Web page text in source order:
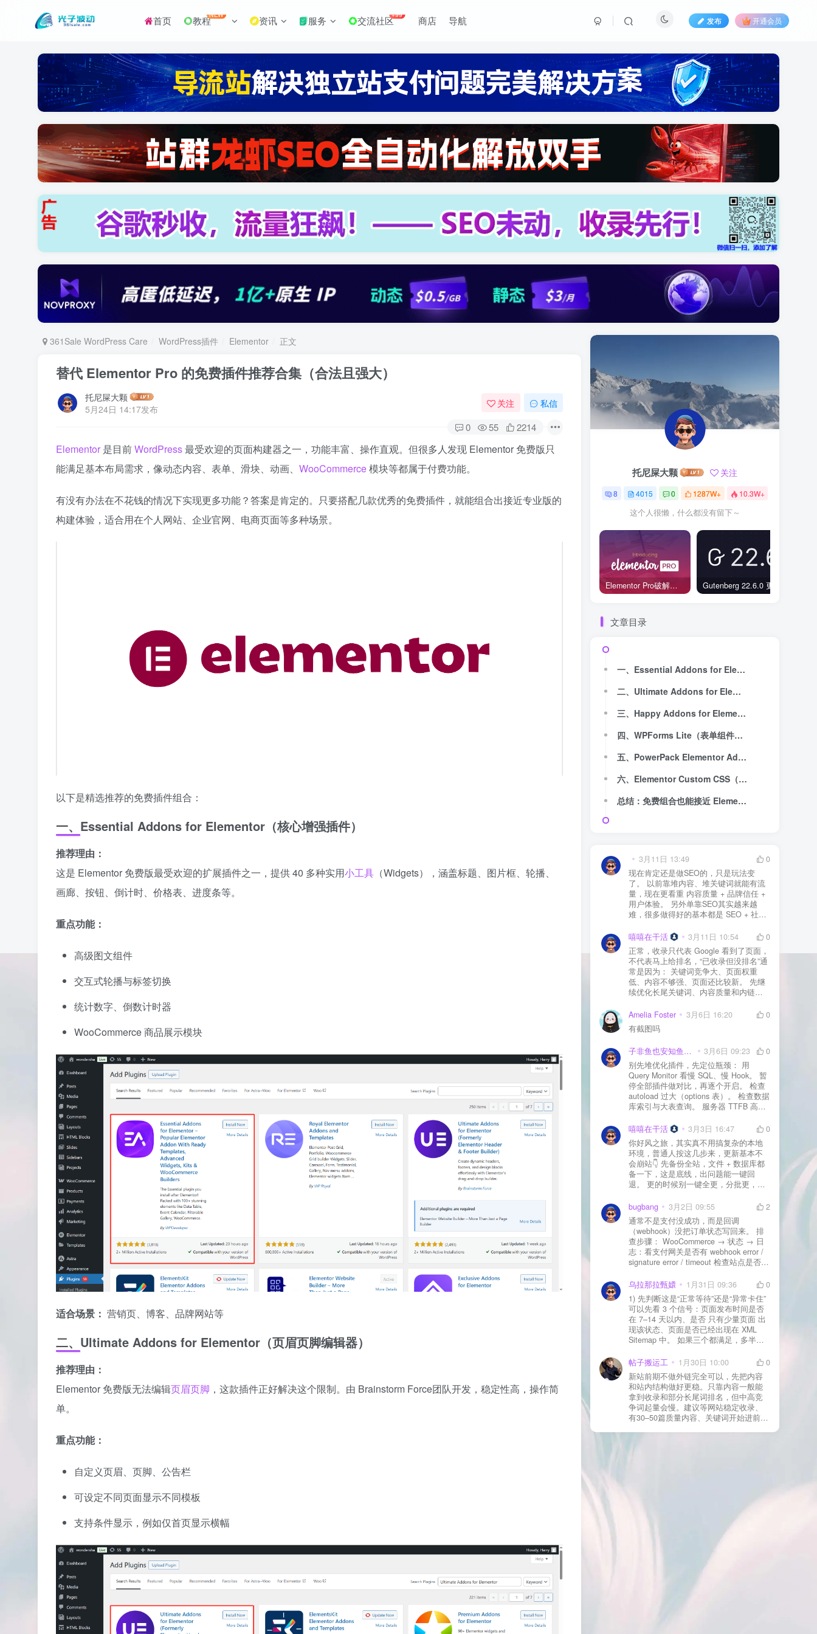
首页 教程NEW 资讯 服务 交流社区+99 商店 导航 发布 开通会员
361Sale WordPress Care WordPress插件 Elementor 正文
替代 Elementor Pro 的免费插件推荐合集（合法且强大）
托尼屎大颗
5月24日 14:17发布
关注 私信
0 55 2214
Elementor 是目前WordPress最受欢迎的页面构建器之一，功能丰富、操作直观。但很多人发现 Elementor 免费版只
能满足基本布局需求，像动态内容、表单、滑块、动画、 WooCommerce模块等都属于付费功能。
有没有办法在不花钱的情况下实现更多功能？答案是肯定的。只要搭配几款优秀的免费插件，就能组合出接近专业版的
构建体验，适合用在个人网站、企业官网、电商页面等多种场景。
以下是精选推荐的免费插件组合：
一、Essential Addons for Elementor（核心增强插件）
推荐理由：
这是 Elementor 免费版最受欢迎的扩展插件之一，提供 40 多种实用小工具 （Widgets），涵盖标题、图片框、轮播、
画廊、按钮、倒计时、价格表、进度条等。
重点功能：
高级图文组件
交互式轮播与标签切换
统计数字、倒数计时器
WooCommerce 商品展示模块
适合场景： 营销页、博客、品牌网站等
二、Ultimate Addons for Elementor（页眉页脚编辑器）
推荐理由：
Elementor 免费版无法编辑页眉页脚 ，这款插件正好解决这个限制。由 Brainstorm Force团队开发，稳定性高，操作简
单。
重点功能：
自定义页眉、页脚、公告栏
可设定不同页面显示不同模板
支持条件显示，例如仅首页显示横幅
托尼屎大颗 关注
8 4015 0 1287W+ 10.3W+
这个人很懒，什么都没有留下～
Elementor Pro破解版还能用吗？2026年常见风险与后果盘点
文章目录
一、Essential Addons for Elementor（核心增强插件）
二、Ultimate Addons for Elementor（页眉页脚编辑器）
三、Happy Addons for Elementor（视觉效果增强）
四、WPForms Lite（表单组件替代）
五、PowerPack Elementor Addons（结构布局补充）
六、Elementor Custom CSS（样式增强）
总结：免费组合也能接近 Elementor Pro
3月11日 13:49
0
现在肯定还是做SEO的，只是玩法变
了。 以前靠堆内容、堆关键词就能有流
量，现在更看重 内容质量 + 品牌信任 +
用户体验。 另外单靠SEO其实越来越
难，很多做得好的基本都是 SEO + 社媒
质还是一个长期获客渠道，但不能再当
成唯一渠道了。
嘻嘻在干活 3月11日 10:54
0
正常，收录只代表 Google 看到了页面，
不代表马上给排名，“已收录但没排名”通
常是因为： 关键词竞争大、页面权重
低、内容不够强、页面还比较新。 先继
续优化长尾关键词、内容质量和内链，
Amelia Foster
3月6日 16:20
0
有截图吗
子非鱼也安知鱼之乐 3月6日 09:23
0
别先堆优化插件，先定位瓶颈： 用
Query Monitor 看慢 SQL、慢 Hook。 暂
停全部插件做对比，再逐个开启。 检查
autoload 过大（options 表）。 检查数据
库索引与大表查询。 服务器 TTFB 高就
嘻嘻在干活
3月3日 16:47
0
你好风之旅，其实真不用搞复杂的本地
环境，普通人按这几步来，更新基本不
会崩站👇 先备份全站，文件 + 数据库都
备一下，这是底线，出问题能一键回
退。 更的时候别一键全更，分批更，先
立刻清缓存，去前台检查首页、文章
页、按钮、表单这些关键位置。 最好再
装个支持版本回滚的插件，万一崩了，
一秒切回旧版。 总结来说：先备份、分
批更、更完查、留退路，稳得很✅😎希望
能帮到你
bugbang 3月2日 09:55
2
通常不是支付没成功，而是回调
（webhook）没把订单状态写回来。 排
查步骤： WooCommerce → 状态 → 日
志：看支付网关是否有 webhook error /
signature error / timeout 检查站点是否被
全插件） 检查是否启用了“缓存结账页/接
口路径”（结账页和回调接口不应缓存）
看服务器错误日志是否有 500/致命错误
导致回调执行中断 解决方案： 放行 wp-
json、wc-api、支付网关回调 URL（按网
关文档配置） 关闭结账页的缓存与 JS
合并压缩测试一次 若使用 Cloudflare：
则
乌拉那拉甄嬛 1月31日 09:36
0
1) 先判断这是“正常等待”还是“异常卡住”
可以先看 3 个信号：页面发布时间是否
在 7–14 天以内、是否 只有少量页面 出
现该状态、页面是否已经出现在 XML
Sitemap 中。 如果三个都满足，多半属
手。 2) 什么情况下“等”是没用的？ 以下
情况基本不会靠时间自动解决：页面几
乎没有内链（孤立页）、内容与站内已
有页面高度相似、canonical 指向了别的
URL、同一主题短时间发布太多相似文
章。 这种情况下，Google 已经抓取，但
判断“当前不值得进入索引”。 3) 最有效
的人工干预方式（不折腾） 优先做这 3
链接到该页面、增强首屏信息密度 前 2–
其反？ 不太推荐：频繁删除重发、连续
多次点“请求编入索引”、为了收录强行堆
关键词、随意改 URL 或标题 这些操作会
让 Google 重新评估页面稳定性，反而拖
慢收录。 5) 一个实用判断标准 如果一篇
文章：已被抓取、没有 noindex / robots
问题、有至少 1–2 条相关内链、内容明
帖子搬运工 1月30日 10:00
0
新站前期不做外链完全可以，先把内容
和站内结构做好更稳。只靠内容一般能
拿到收录和部分长尾词排名，但中高竞
争词起量会慢。建议等网站稳定收录、
有30–50篇质量内容、关键词开始进前